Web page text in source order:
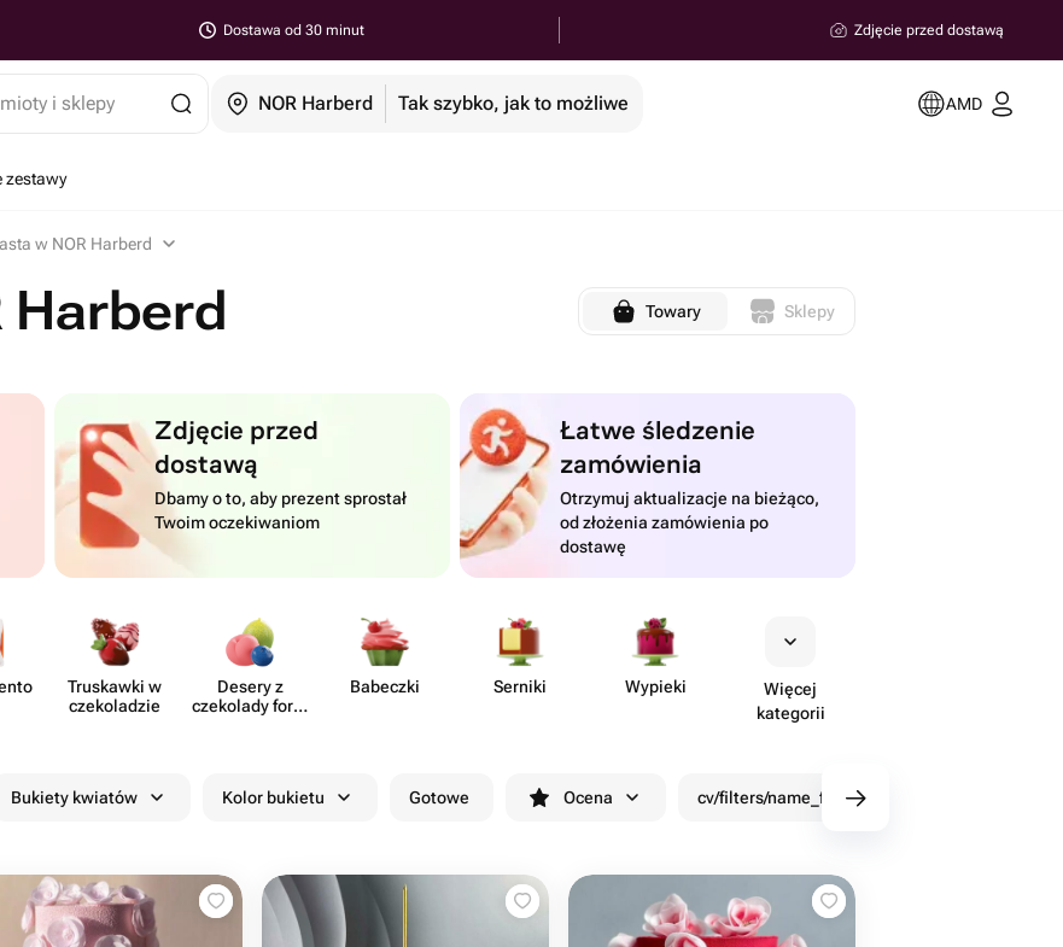
Dostawa od 30 minut Zdjęcie przed dostawą
i sklepy NOR Harberd Tak szybko, jak to możliwe AMD
zestawy
w NOR Harberd
Harberd Towary Sklepy
Zdjęcie przed
dostawą
Dbamy o to, aby prezent sprostał
Twoim oczekiwaniom
Łatwe śledzenie
zamówienia
Otrzymuj aktualizacje na bieżąco,
od złożenia zamówienia po
dostawę
Truskawki w
czeko​ladzie
Desery z
czekolady form​
Babeczki Serniki Wypieki
Więcej
kategorii
Bukiety kwiatów Kolor bukietu Gotowe Ocena cv/filters/name_fast_delivery